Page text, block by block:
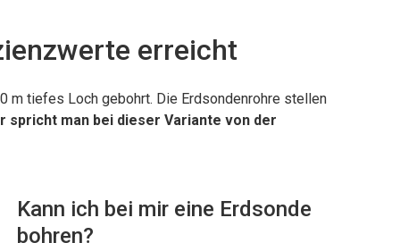
erreicht
m tiefes Loch gebohrt. Die Erdsondenrohre stellen
spricht man bei dieser Variante von der
Kann ich bei mir eine Erdsonde
bohren?